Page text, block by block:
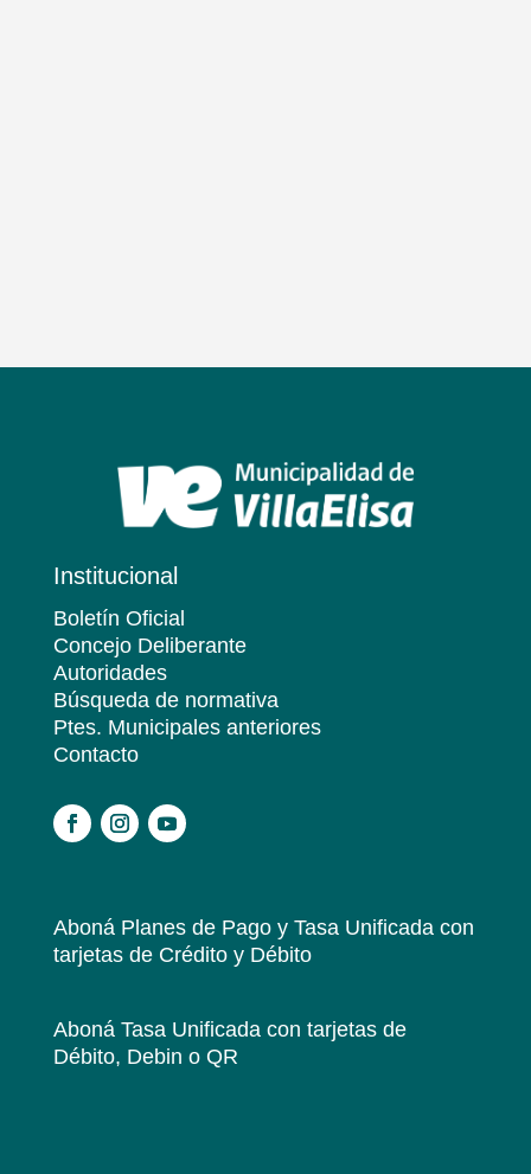
Institucional
Boletín Oficial
Concejo Deliberante
Autoridades
Búsqueda de normativa
Ptes. Municipales anteriores
Contacto
Aboná Planes de Pago y Tasa Unificadacon
tarjetas de Crédito y Débito
Aboná Tasa Unificadacon tarjetas de
Débito, Debin o QR